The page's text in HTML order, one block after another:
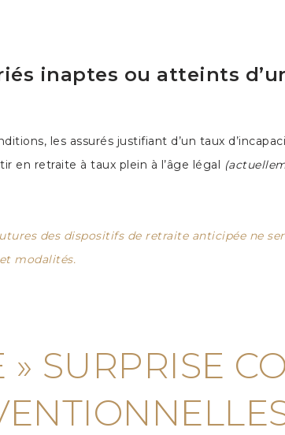
inaptes ou atteints
les assurés justifiant d’un taux
en retraite à taux plein à l’âge légal
des dispositifs de retraite anticipée ne
modalités.
SURPRISE